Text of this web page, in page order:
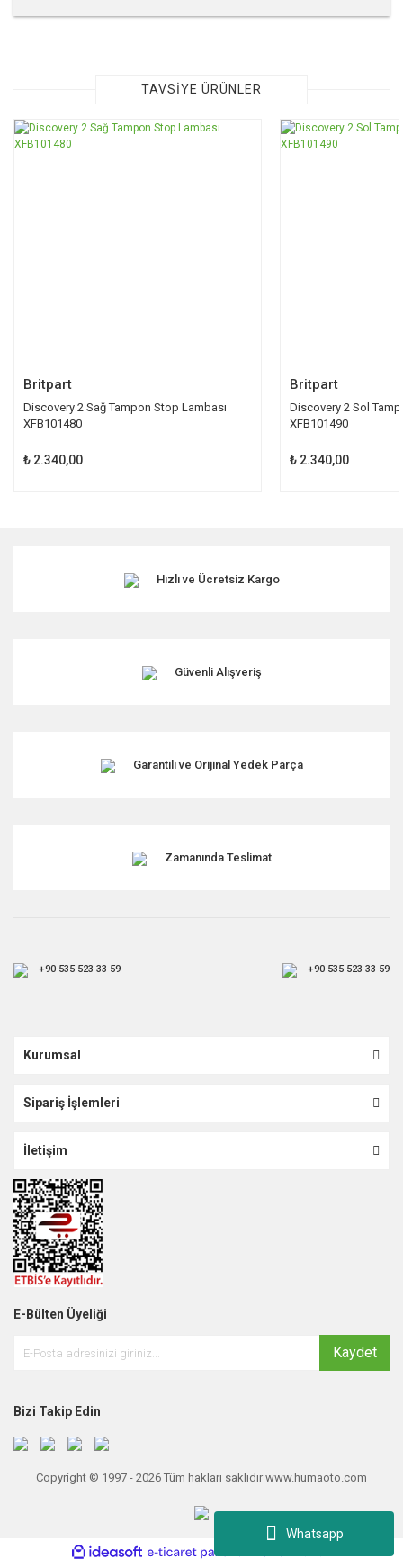
Whatsapp
Görüş ve önerileriniz için teşekkür ederiz.
Ürün resmi kalitesiz, bozuk veya görüntülenemiyor.
TAVSİYE ÜRÜNLER
Britpart
Discovery 2 Sağ Tampon Stop Lambası
XFB101480
₺ 2.340,00
Britpart
Discovery 2 Sol
XFB101490
₺ 2.340,00
Hızlı ve Ücretsiz Kargo
Güvenli Alışveriş
Garantili ve Orijinal Yedek Parça
Zamanında Teslimat
+90 535 523 33 59 +90 535 523 33 59
Kurumsal
Sipariş İşlemleri
İletişim
E-Bülten Üyeliği
Kaydet
Bizi Takip Edin
Copyright © 1997 - 2026 Tüm hakları saklıdır www.humaoto.com
ideasoft